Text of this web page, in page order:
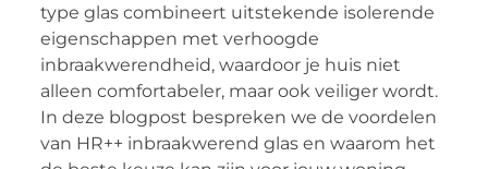
type glas combineert uitstekende isolerende
eigenschappen met verhoogde
inbraakwerendheid, waardoor je huis niet
alleen comfortabeler, maar ook veiliger wordt.
In deze blogpost bespreken we de voordelen
van HR++ inbraakwerend glas en waarom het